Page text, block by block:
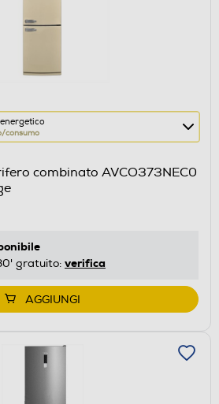
consumo
combinato AVCO373NEC0
gratuito: verifica
AGGIUNGI